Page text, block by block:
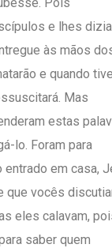
e lhes
às mãos
e quando
Mas
estas
lo. Foram para
entrado em casa,
que vocês
eles calavam,
saber quem